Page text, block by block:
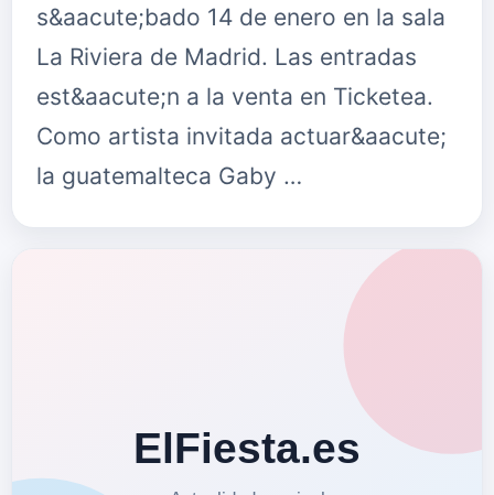
s&aacute;bado 14 de enero en la sala
La Riviera de Madrid. Las entradas
est&aacute;n a la venta en Ticketea.
Como artista invitada actuar&aacute;
la guatemalteca Gaby …